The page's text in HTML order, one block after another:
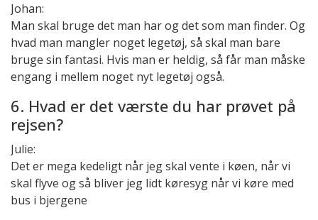
Johan:
Man skal bruge det man har og det som man finder. Og
hvad man mangler noget legetøj, så skal man bare
bruge sin fantasi. Hvis man er heldig, så får man måske
engang i mellem noget nyt legetøj også.
6. Hvad er det værste du har prøvet på
rejsen?
Julie:
Det er mega kedeligt når jeg skal vente i køen, når vi
skal flyve og så bliver jeg lidt køresyg når vi køre med
bus i bjergene